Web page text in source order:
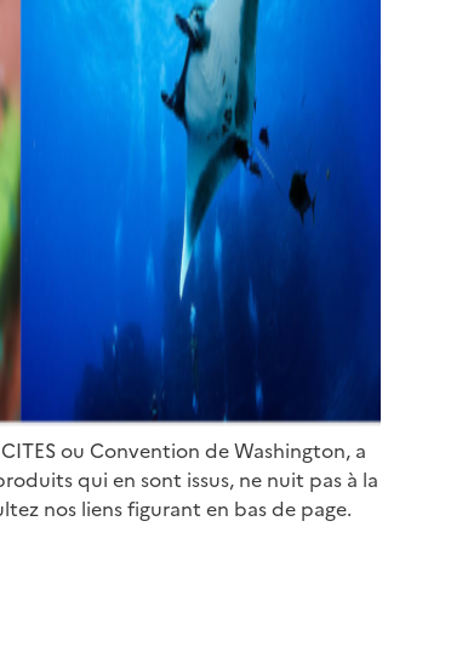
ou Convention de Washington, a
qui en sont issus, ne nuit pas à la
nos liens figurant en bas de page.